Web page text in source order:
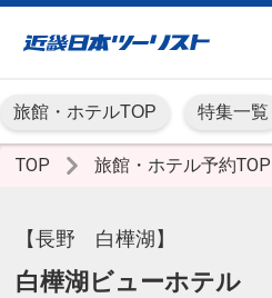
旅館・ホテルTOP 特集一覧
TOP 旅館・ホテル予約TOP
【長野 白樺湖】
白樺湖ビューホテル